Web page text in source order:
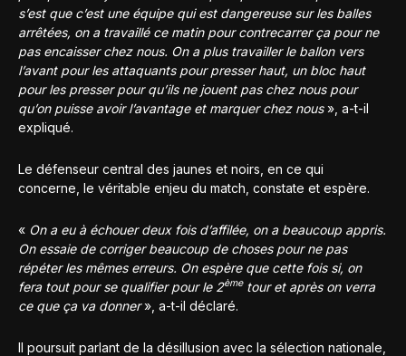
s’est que c’est une équipe qui est dangereuse sur les balles
arrêtées, on a travaillé ce matin pour contrecarrer ça pour ne
pas encaisser chez nous. On a plus travailler le ballon vers
l’avant pour les attaquants pour presser haut, un bloc haut
pour les presser pour qu’ils ne jouent pas chez nous pour
qu’on puisse avoir l’avantage et marquer chez nous», a-t-il
expliqué.
Le défenseur central des jaunes et noirs, en ce qui
concerne, le véritable enjeu du match, constate et espère.
« On a eu à échouer deux fois d’affilée, on a beaucoup appris.
On essaie de corriger beaucoup de choses pour ne pas
répéter les mêmes erreurs. On espère que cette fois si, on
fera tout pour se qualifier pour le 2èmetour et après on verra
ce que ça va donner», a-t-il déclaré.
Il poursuit parlant de la désillusion avec la sélection nationale,